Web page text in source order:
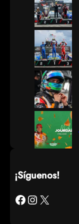
¡Síguenos!
Facebook Instagram X